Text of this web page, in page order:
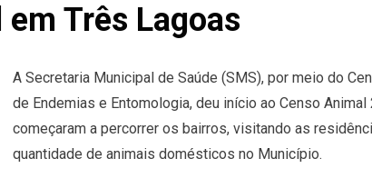
Três Lagoas
A Secretaria Municipal de Saúde (SMS), por meio do
de Endemias e Entomologia, deu início ao Censo
começaram a percorrer os bairros, visitando as
quantidade de animais domésticos no Município.